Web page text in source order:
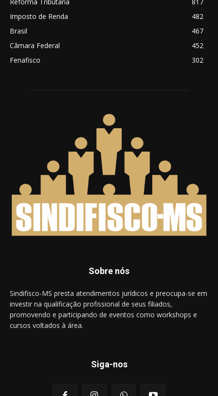
Imposto de Renda
482
Brasil
467
Câmara Federal
452
Fenafisco
302
Sobre nós
Sindifisco-MS presta atendimentos jurídicos e preocupa-se em
investir na qualificação profissional de seus filiados,
promovendo e participando de eventos como workshops e
cursos voltados à área.
Siga-nos